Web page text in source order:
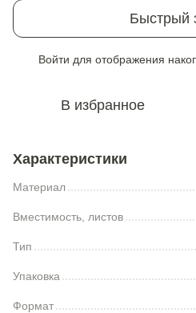
Быстрый
Войти для отображения
В избранное
Характеристики
Материал
Вместимость, листов
Тип
Упаковка
Формат